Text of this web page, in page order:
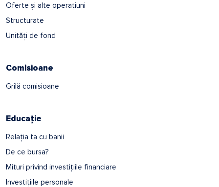
Oferte și alte operațiuni
Structurate
Unități de fond
Comisioane
Grilă comisioane
Educație
Relația ta cu banii
De ce bursa?
Mituri privind investițiile financiare
Investițiile personale